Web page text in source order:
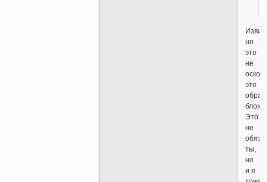
но
это
не
это
образ
блохи.
Это
не
ты,
но
и я